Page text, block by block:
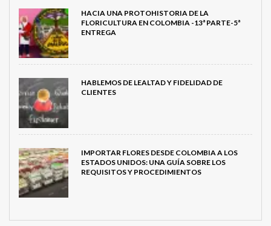
HACIA UNA PROTOHISTORIA DE LA
FLORICULTURA EN COLOMBIA -13ª PARTE-5ª
ENTREGA
HABLEMOS DE LEALTAD Y FIDELIDAD DE
CLIENTES
IMPORTAR FLORES DESDE COLOMBIA A LOS
ESTADOS UNIDOS: UNA GUÍA SOBRE LOS
REQUISITOS Y PROCEDIMIENTOS